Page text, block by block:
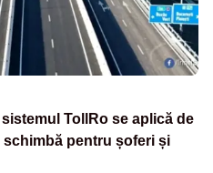
TollRo se aplică de
schimbă pentru șoferi și